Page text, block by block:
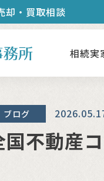
却・買取相談
相続実
ブログ
国不動産